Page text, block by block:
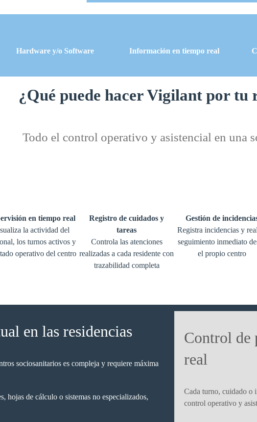
Hardware y/o Software Información en tiempo real
¿Qué puede hacer Vigilant por tu
Todo el control operativo y asistencial en una
en tiempo real
la actividad del
los turnos activos y
operativo del centro
Registro de cuidados y
tareas
Controla las atenciones
realizadas a cada residente con
trazabilidad completa
Gestión de
Registra incidencias y
seguimiento inmediato
el propio centro
en las residencias
sociosanitarios es compleja y requiere máxima
hojas de cálculo o sistemas no especializados,
Control de
real
Cada turno, cuidado o
control operativo y